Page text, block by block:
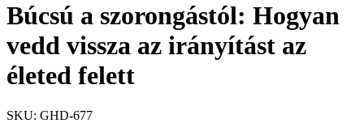
Búcsú a szorongástól: Hogyan
vedd vissza az irányítást az
életed felett
SKU: GHD-677